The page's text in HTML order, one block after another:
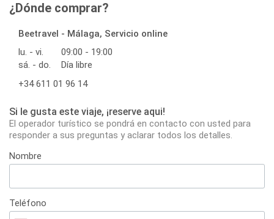
¿Dónde comprar?
Beetravel - Málaga, Servicio online
lu. - vi.
09:00 - 19:00
sá. - do.
Día libre
+34 611 01 96 14
Si le gusta este viaje, ¡reserve aqui!
El operador turístico se pondrá en contacto con usted para
responder a sus preguntas y aclarar todos los detalles.
Nombre
Teléfono